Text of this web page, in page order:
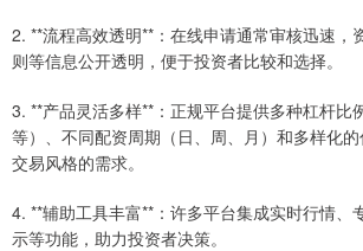
2. **流程高效透明**：在线申请通常审核迅速，
则等信息公开透明，便于投资者比较和选择。
3. **产品灵活多样**：正规平台提供多种杠杆比
等）、不同配资周期（日、周、月）和多样化
交易风格的需求。
4. **辅助工具丰富**：许多平台集成实时行情、
示等功能，助力投资者决策。